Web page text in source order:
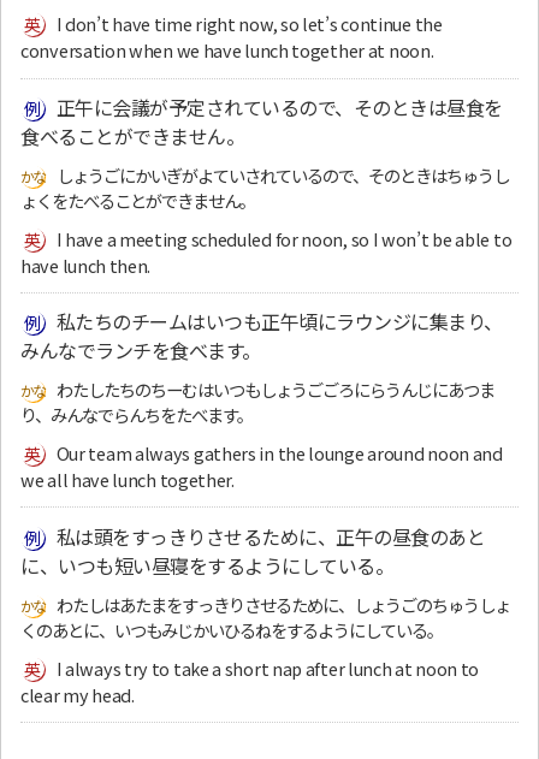
I don’t have time right now, so let’s continue the
conversation when we have lunch together at noon.
正午に会議が予定されているので、そのときは昼食を
食べることができません。
しょうごにかいぎがよていされているので、そのときはちゅうし
ょくをたべることができません。
I have a meeting scheduled for noon, so I won’t be able to
have lunch then.
私たちのチームはいつも正午頃にラウンジに集まり、
みんなでランチを食べます。
わたしたちのちーむはいつもしょうごごろにらうんじにあつま
り、みんなでらんちをたべます。
Our team always gathers in the lounge around noon and
we all have lunch together.
私は頭をすっきりさせるために、正午の昼食のあと
に、いつも短い昼寝をするようにしている。
わたしはあたまをすっきりさせるために、しょうごのちゅうしょ
くのあとに、いつもみじかいひるねをするようにしている。
I always try to take a short nap after lunch at noon to
clear my head.